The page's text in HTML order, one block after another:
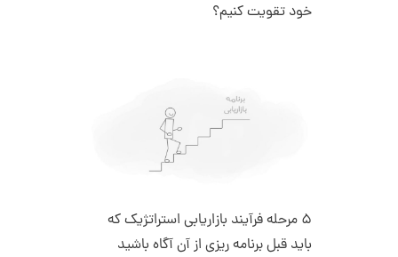
خود تقویت کنیم؟
5 مرحله فرآیند بازاریابی استراتژیک که
باید قبل برنامه ریزی از آن آگاه باشید